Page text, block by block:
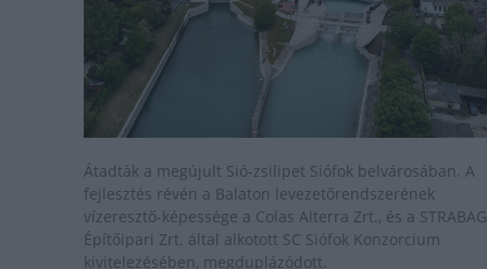
Átadták a megújult Sió-zsilipet Siófok belvárosában. A
fejlesztés révén a Balaton levezetőrendszerének
vízeresztő-képessége a Colas Alterra Zrt., és a STRABAG
Építőipari Zrt. által alkotott SC Siófok Konzorcium
kivitelezésében, megduplázódott.